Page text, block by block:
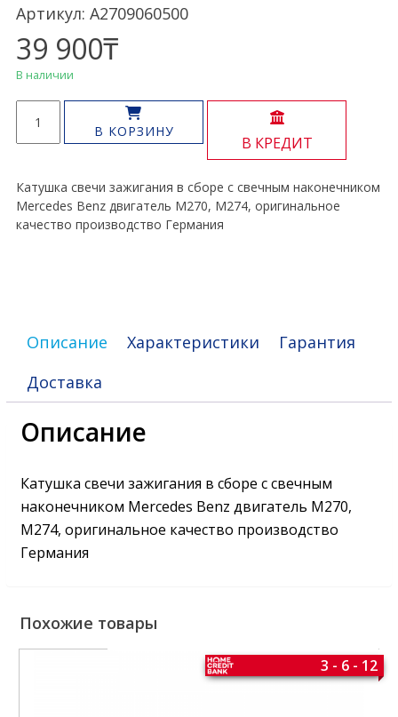
Артикул: A2709060500
39 900₸
В наличии
товара
Катушка
M270
M274
В КОРЗИНУ
В КРЕДИТ
Катушка свечи зажигания в сборе с свечным наконечником
Mercedes Benz двигатель M270, M274, оригинальное
качество производство Германия
Описание Характеристики
Гарантия
Доставка
Описание
Катушка свечи зажигания в сборе с свечным
наконечником Mercedes Benz двигатель M270,
M274, оригинальное качество производство
Германия
Похожие товары
3 - 6 - 12